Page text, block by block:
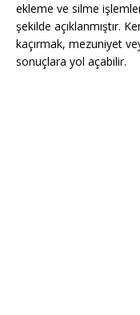
ekleme ve silme
şekilde açıklanmıştır.
kaçırmak, mezuniyet
sonuçlara yol açabilir.